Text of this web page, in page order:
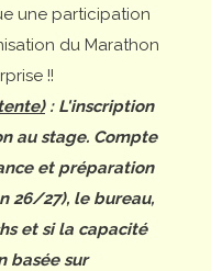
une participation
du Marathon
!!
: L'inscription
au stage. Compte
et préparation
26/27), le bureau,
et si la capacité
basée sur